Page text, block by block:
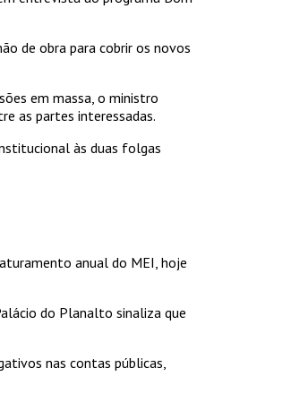
de obra para cobrir os novos
em massa, o ministro
as partes interessadas.
às duas folgas
anual do MEI, hoje
do Planalto sinaliza que
nas contas públicas,